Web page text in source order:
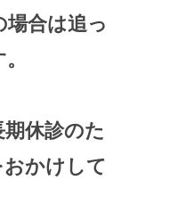
場合は追っ
休診のた
かけして